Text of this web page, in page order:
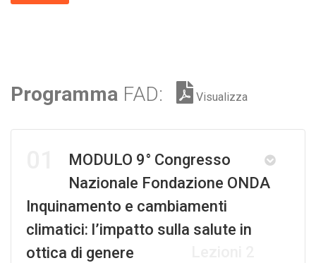
Programma FAD: Visualizza
MODULO 9° Congresso
Nazionale Fondazione ONDA
Inquinamento e cambiamenti
climatici: l’impatto sulla salute in
ottica di genere